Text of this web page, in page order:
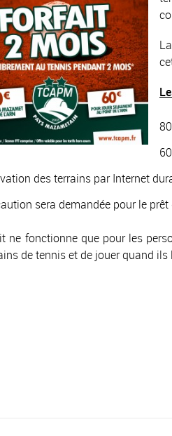
des terrains par Internet
sera demandée pour le prêt
ne fonctionne que pour les
de tennis et de jouer quand ils